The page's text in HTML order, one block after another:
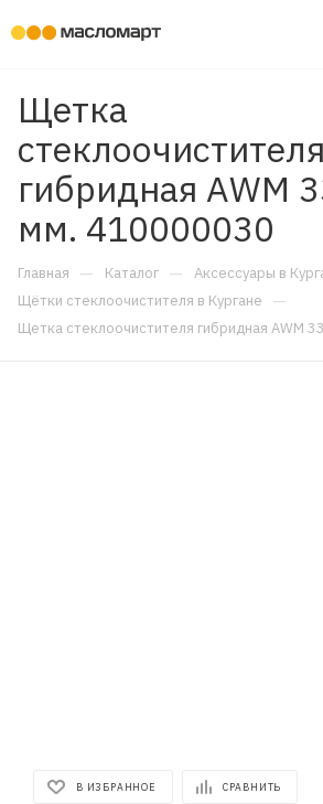
Щетка
стеклоочистителя
гибридная AWM
мм. 410000030
Главная — Каталог — Аксессуары в
Щётки стеклоочистителя в Кургане —
Щетка стеклоочистителя гибридная AWM
В ИЗБРАННОЕ СРАВНИТЬ